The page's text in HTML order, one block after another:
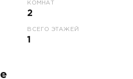
КОМНАТ
2
ВСЕГО ЭТАЖЕЙ
1